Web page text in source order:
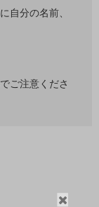
閉
自分の名前、
ご注意くださ